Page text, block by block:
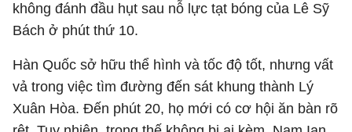
không đánh đầu hụt sau nỗ lực tạt bóng của Lê Sỹ
Bách ở phút thứ 10.
Hàn Quốc sở hữu thể hình và tốc độ tốt, nhưng vất
vả trong việc tìm đường đến sát khung thành Lý
Xuân Hòa. Đến phút 20, họ mới có cơ hội ăn bàn rõ